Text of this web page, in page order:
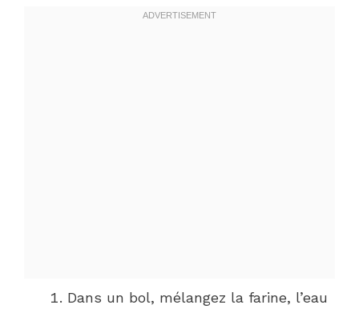
Dans un bol, mélangez la farine, l’eau